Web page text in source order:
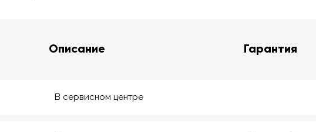
Описание Гарантия
В сервисном центре